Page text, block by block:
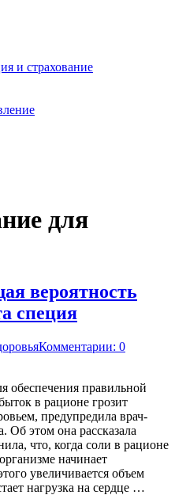
и страхование
для
вероятность
специя
Комментарии: 0
обеспечения правильной
в рационе грозит
предупредила врач-
этом она рассказала
что, когда соли в рационе
начинает
увеличивается объем
нагрузка на сердце …